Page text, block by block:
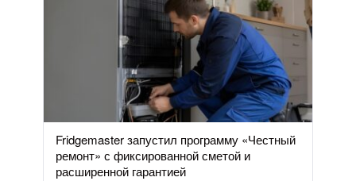
Fridgemaster запустил программу «Честный
ремонт» с фиксированной сметой и
расширенной гарантией